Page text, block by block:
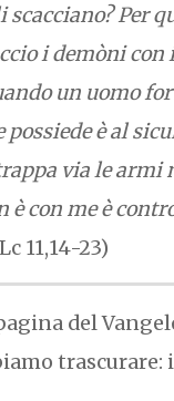
Per
i demòni
un uomo
è al
via le armi
con me è
11,14-23)
del
trascurare: